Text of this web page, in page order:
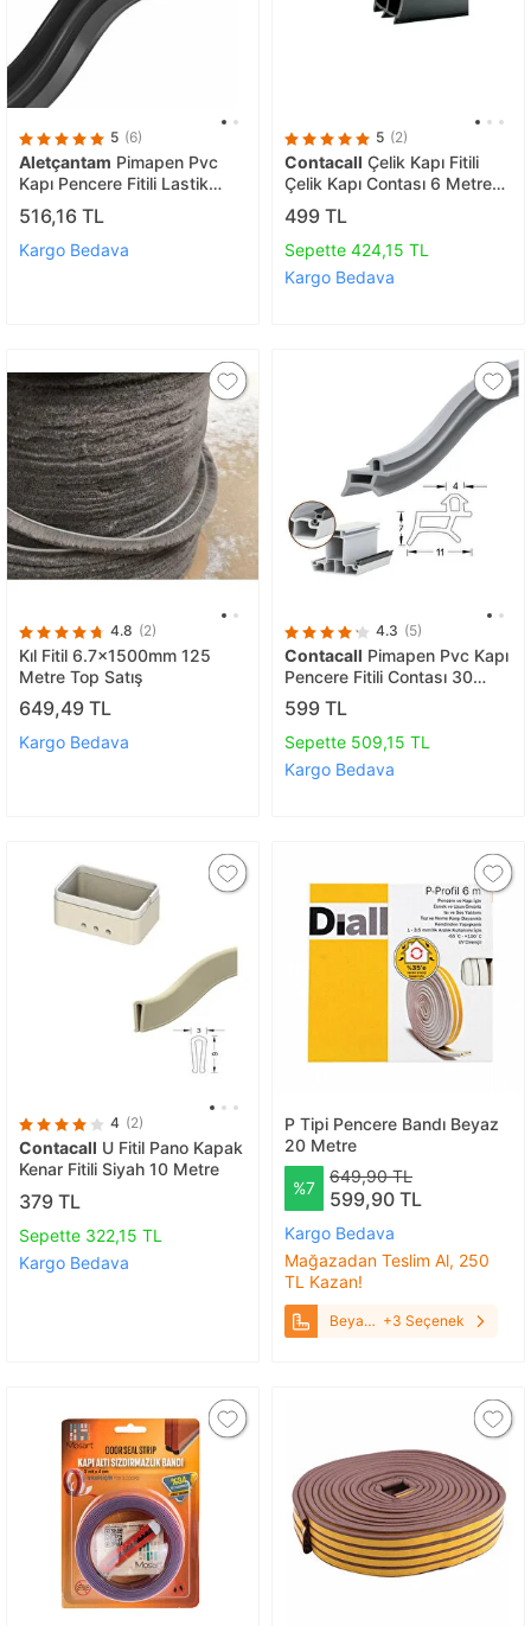
5 (6)
Aletçantam Pimapen Pvc
Kapı Pencere Fitili Lastik
Contası Siyah - 10 Metre
516,16 TL
Kargo Bedava
5 (2)
Contacall Çelik Kapı Fitili
Çelik Kapı Contası 6 Metre
Siyah
499 TL
Sepette 424,15 TL
Kargo Bedava
4.8 (2)
Kıl Fitil 6.7x1500mm 125
Metre Top Satış
649,49 TL
Kargo Bedava
4.3 (5)
Contacall Pimapen Pvc Kapı
Pencere Fitili Contası 30
Metre Gri
599 TL
Sepette 509,15 TL
Kargo Bedava
4 (2)
Contacall U Fitil Pano Kapak
Kenar Fitili Siyah 10 Metre
379 TL
Sepette 322,15 TL
Kargo Bedava
P Tipi Pencere Bandı Beyaz
20 Metre
%7
649,90 TL
599,90 TL
Kargo Bedava
Mağazadan Teslim Al, 250
TL Kazan!
Beyaz
+3 Seçenek